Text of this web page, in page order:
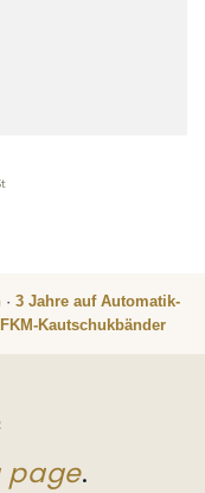
· 3 Jahre auf Automatik-
Kautschukbänder
page.